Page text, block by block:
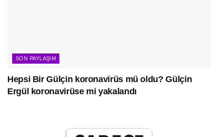
SON PAYLAŞIM
Hepsi Bir Gülçin koronavirüs mü oldu? Gülçin
Ergül koronavirüse mi yakalandı